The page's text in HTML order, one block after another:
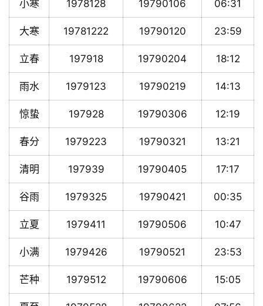
小寒 1978128 19790106 06:31
大寒 19781222 19790120 23:59
立春 197918 19790204 18:12
雨水 1979123 19790219 14:13
惊蛰 197928 19790306 12:19
春分 1979223 19790321 13:21
清明 197939 19790405 17:17
谷雨 1979325 19790421 00:35
立夏 1979411 19790506 10:47
小满 1979426 19790521 23:53
芒种 1979512 19790606 15:05